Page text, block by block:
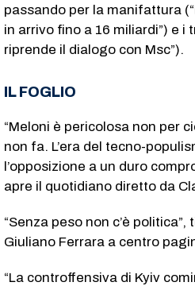
passando per la manifattura
in arrivo fino a 16 miliardi”) e i
riprende il dialogo con Msc”).
IL FOGLIO
“Meloni è pericolosa non per
non fa. L’era del tecno-
l’opposizione a un duro
apre il quotidiano diretto da
“Senza peso non c’è
Giuliano Ferrara a centro
“La controffensiva di Kyiv